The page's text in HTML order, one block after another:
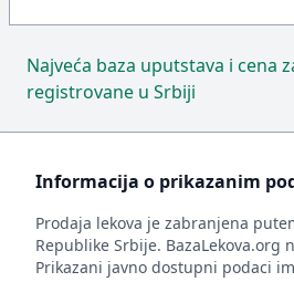
Najveća baza uputstava i cena
registrovane u Srbiji
Informacija o prikazanim
Prodaja lekova je zabranjena
Republike Srbije. BazaLekova.org
Prikazani javno dostupni podaci